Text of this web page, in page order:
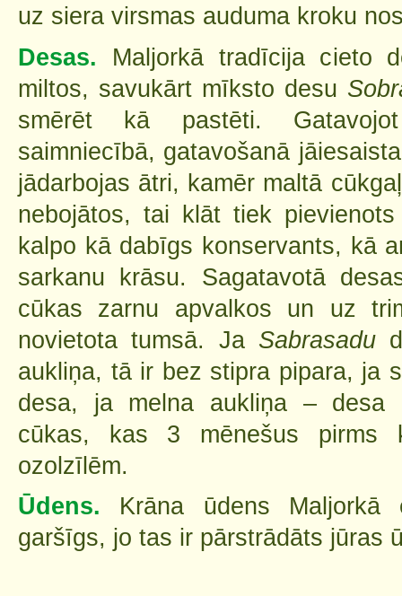
uz siera virsmas auduma kroku
Desas. Maljorkā tradīcija cieto
miltos, savukārt mīksto desu
smērēt kā pastēti.
saimniecībā, gatavošanā
jādarbojas ātri, kamēr maltā
nebojātos, tai klāt tiek
kalpo kā dabīgs konservants, kā
sarkanu krāsu. Sagatavotā
cūkas zarnu apvalkos un uz
novietota tumsā. Ja Sabrasadu
aukliņa, tā ir bez stipra pipara, ja
desa, ja melna aukliņa – desa
cūkas, kas 3 mēnešus pirms
ozolzīlēm.
Ūdens. Krāna ūdens
garšīgs, jo tas ir pārstrādāts jūras